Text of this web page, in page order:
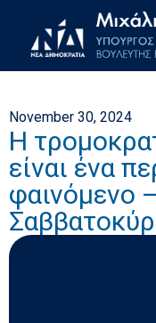
November 30, 2024
Η
είναι ένα
φαινόμενο